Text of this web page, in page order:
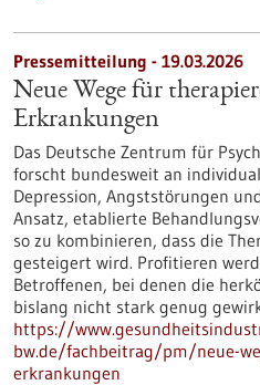
Pressemitteilung - 19.03.2026
Neue Wege für
Erkrankungen
Das Deutsche Zentrum für
forscht bundesweit an
Depression, Angststörungen
Ansatz, etablierte
so zu kombinieren, dass die
gesteigert wird. Profitieren
Betroffenen, bei denen die
bislang nicht stark genug
https://
bw.de/fachbeitrag/pm/neue-
erkrankungen